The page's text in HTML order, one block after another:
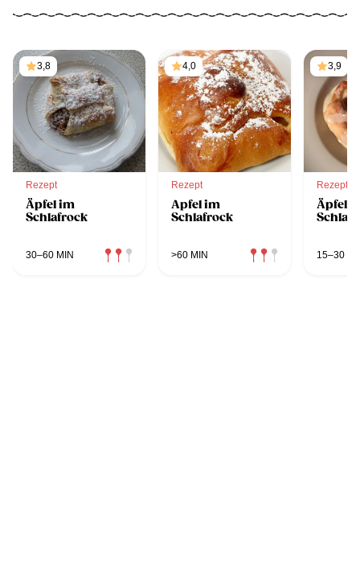
3,8
Rezept
Äpfel im
Schlafrock
30–60 MIN
4,0
Rezept
Apfel im
Schlafrock
>60 MIN
3,9
Rezept
Äpfel
15–30